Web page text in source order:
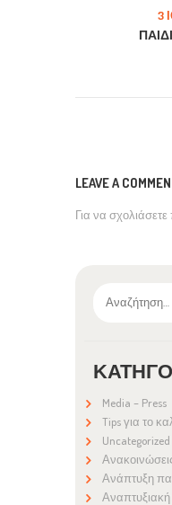
3
LEAVE A
Για να
για:
Media – Press
Tips για το
Uncategorized
Ανάπτυξη